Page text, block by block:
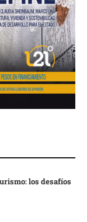
los desafíos